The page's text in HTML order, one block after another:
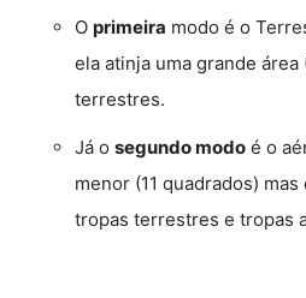
O primeira modo é o
ela atinja uma grande
terrestres.
Já o segundo modo é o
menor (11 quadrados)
tropas terrestres e tropas